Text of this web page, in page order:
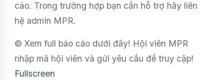
cáo. Trong trường hợp bạn cần hỗ trợ hãy liên
hệ admin MPR.
© Xem full báo cáo dưới đây! Hội viên MPR
nhập mã hội viên và gửi yêu cầu để truy cập!
Fullscreen